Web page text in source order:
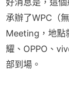
好消息是，這
承辦了WPC（
Meeting，地點
耀、OPPO、
部到場。